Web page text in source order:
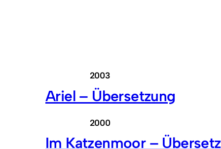
2003
Ariel – Übersetzung
2000
Im Katzenmoor –